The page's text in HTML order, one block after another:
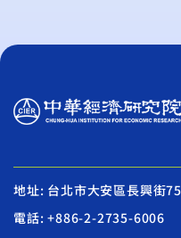
地址: 台北市大安區長興街
電話: +886-2-2735-6006